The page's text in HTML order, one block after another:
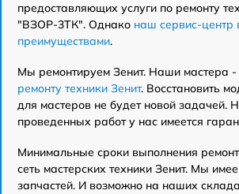
предоставляющих услуги по ремонту
"ВЗОР-3ТК". Однако наш сервис-центр
преимуществами.
Мы ремонтируем Зенит. Наши мастера -
ремонту техники Зенит. Восстановить
для мастеров не будет новой задачей.
проведенных работ у нас имеется
Минимальные сроки выполнения
сеть мастерских техники Зенит. Мы
запчастей. И возможно на наших